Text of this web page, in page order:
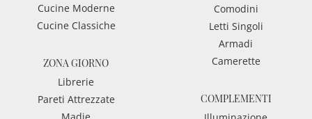
Cucine Moderne
Cucine Classiche
ZONA GIORNO
Librerie
Pareti Attrezzate
Comodini
Letti Singoli
Armadi
Camerette
COMPLEMENTI